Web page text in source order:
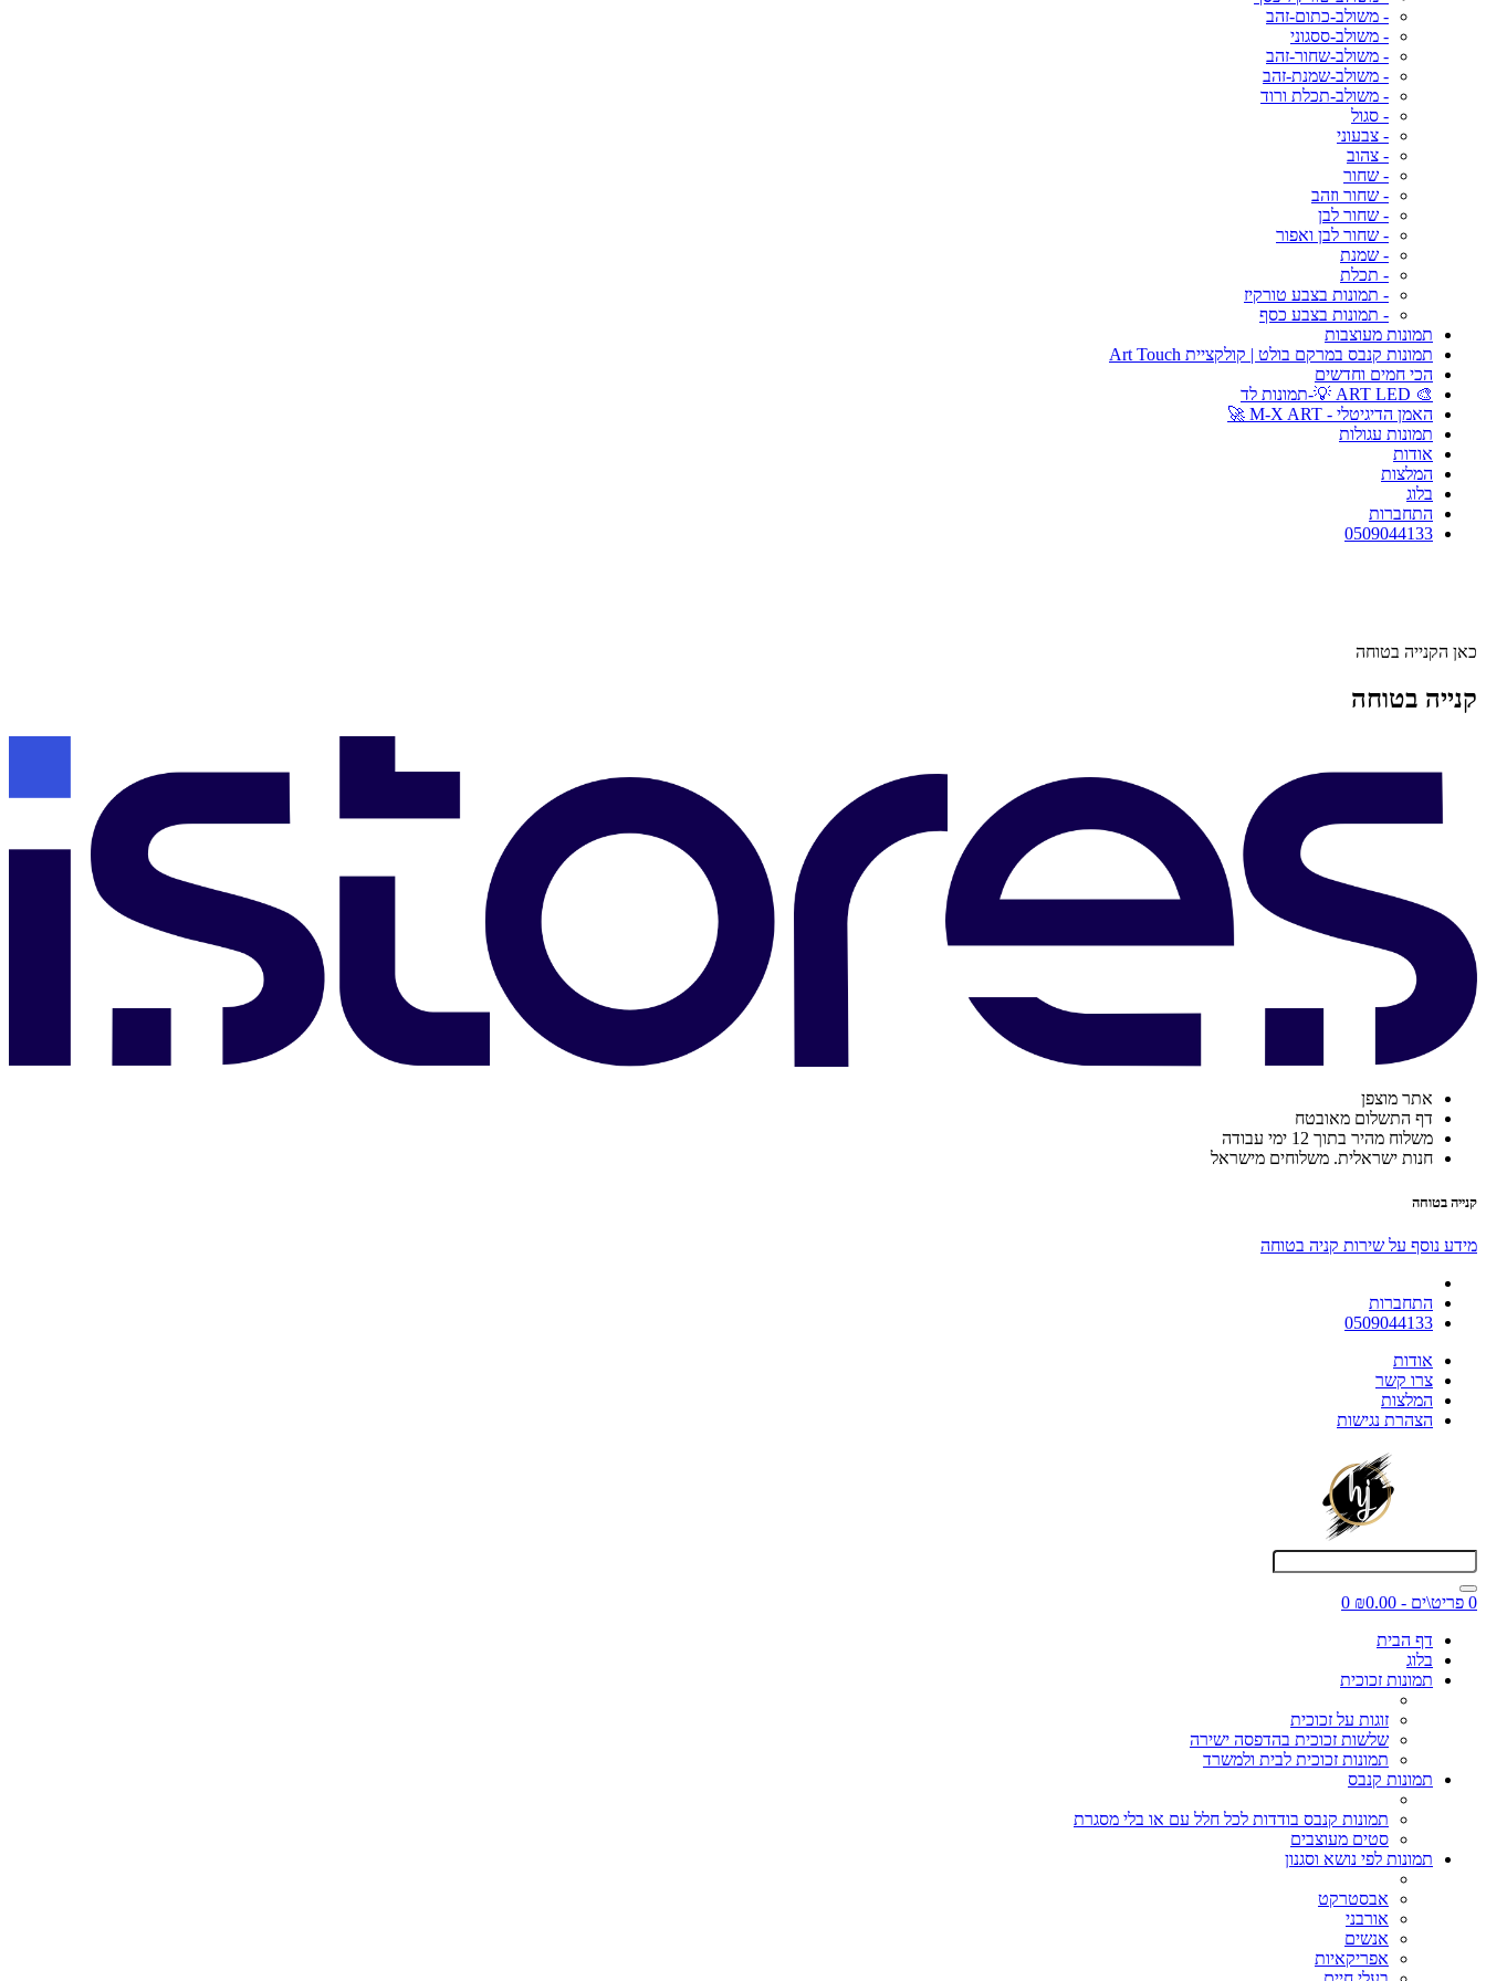
- משולב-כתום-זהב
- משולב-ססגוני
- משולב-שחור-זהב
- משולב-שמנת-זהב
- משולב-תכלת ורוד
- סגול
- צבעוני
- צהוב
- שחור
- שחור וזהב
- שחור לבן
- שחור לבן ואפור
- שמנת
- תכלת
- תמונות בצבע טורקיז
- תמונות בצבע כסף
תמונות מעוצבות
תמונות קנבס במרקם בולט | קולקציית Art Touch
הכי חמים וחדשים
🎨 ART LED 💡-תמונות לד
האמן הדיגיטלי - M-X ART 🚀
תמונות עגולות
אודות
המלצות
בלוג
התחברות
0509044133
כאן הקנייה בטוחה
קנייה בטוחה
אתר מוצפן
דף התשלום מאובטח
משלוח מהיר בתוך 12 ימי עבודה
חנות ישראלית. משלוחים מישראל
קנייה בטוחה
מידע נוסף על שירות קניה בטוחה
התחברות
0509044133
אודות
צרו קשר
המלצות
הצהרת נגישות
0 פריט\ים - ₪0.00
0
דף הבית
בלוג
תמונות זכוכית
זוגות על זכוכית
שלשות זכוכית בהדפסה ישירה
תמונות זכוכית לבית ולמשרד
תמונות קנבס
תמונות קנבס בודדות לכל חלל עם או בלי מסגרת
סטים מעוצבים
תמונות לפי נושא וסגנון
אבסטרקט
אורבני
אנשים
אפריקאיות